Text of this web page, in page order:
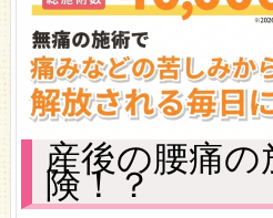
産後の腰痛の
険！？